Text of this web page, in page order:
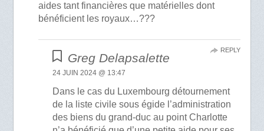
aides tant financières que matérielles dont
bénéficient les royaux…???
Greg Delapsalette
24 JUIN 2024 @ 13:47
Dans le cas du Luxembourg détournement
de la liste civile sous égide l’administration
des biens du grand-duc au point Charlotte
REPLY